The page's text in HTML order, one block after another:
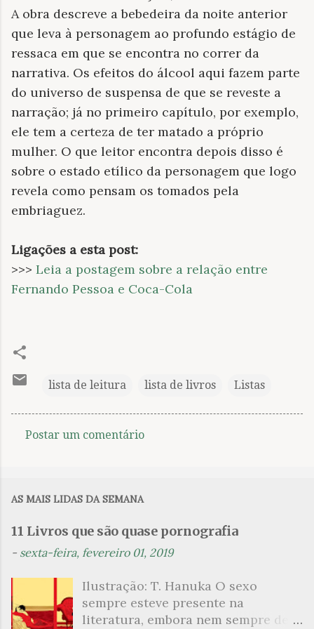
A obra descreve a bebedeira da noite anterior
que leva à personagem ao profundo estágio de
ressaca em que se encontra no correr da
narrativa. Os efeitos do álcool aqui fazem parte
do universo de suspensa de que se reveste a
narração; já no primeiro capítulo, por exemplo,
ele tem a certeza de ter matado a próprio
mulher. O que leitor encontra depois disso é
sobre o estado etílico da personagem que logo
revela como pensam os tomados pela
embriaguez.
Ligações a esta post:
>>> Leia a postagem sobre a relação entre
Fernando Pessoa e Coca-Cola
lista de leitura lista de livros Listas
n
t
i
o
Postar um comentário
AS MAIS LIDAS DA SEMANA
11 Livros que são quase pornografia
- sexta-feira, fevereiro 01, 2019
Ilustração: T. Hanuka O sexo
sempre esteve presente na
literatura, embora nem sempre de